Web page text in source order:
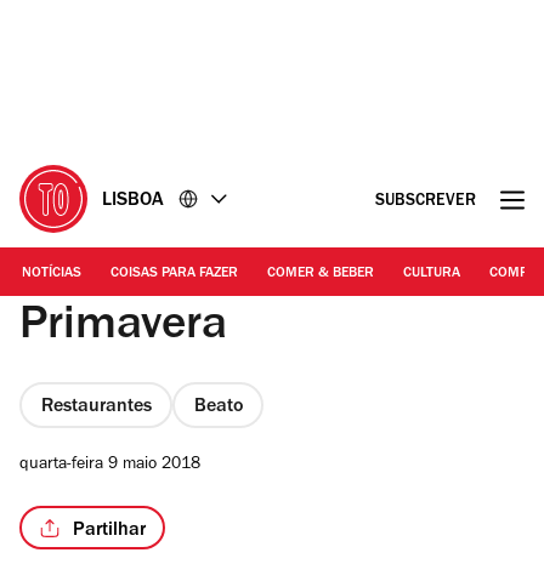
LISBOA SUBSCREVER
NOTÍCIAS COISAS PARA FAZER COMER & BEBER CULTURA
Primavera
Restaurantes Beato
quarta-feira 9 maio 2018
Partilhar